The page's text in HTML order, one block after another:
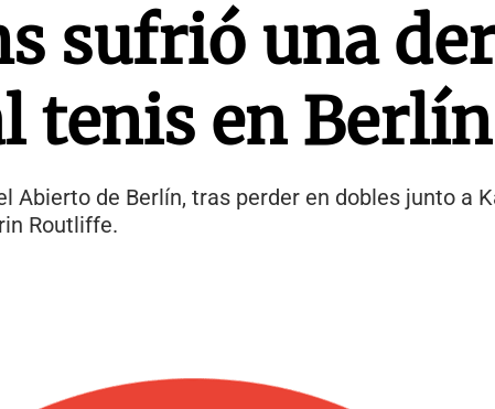
sufrió una
tenis en Berlín
Abierto de Berlín, tras perder en dobles junto a
Routliffe.